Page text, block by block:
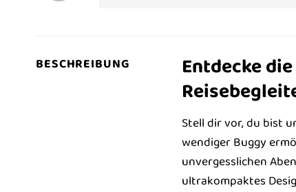
BESCHREIBUNG
Entdecke
Stell dir vor, du bist
wendiger Buggy
unvergesslichen
ultrakompaktes